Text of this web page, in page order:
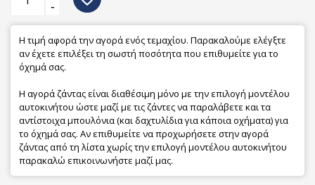
-
Η τιμή αφορά την αγορά ενός τεμαχίου. Παρακαλούμε ελέγξτε
αν έχετε επιλέξει τη σωστή ποσότητα που επιθυμείτε για το
όχημά σας.
Η αγορά ζάντας είναι διαθέσιμη μόνο με την επιλογή μοντέλου
αυτοκινήτου ώστε μαζί με τις ζάντες να παραλάβετε και τα
αντίστοιχα μπουλόνια (και δαχτυλίδια για κάποια οχήματα) για
το όχημά σας. Αν επιθυμείτε να προχωρήσετε στην αγορά
ζάντας από τη λίστα χωρίς την επιλογή μοντέλου αυτοκινήτου
παρακαλώ επικοινωνήστε μαζί μας.